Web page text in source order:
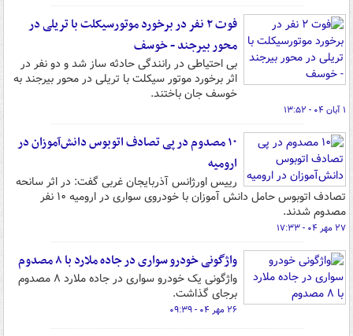
فوت ۲ نفر در برخورد موتورسیکلت با تریلی در
محور بیرجند - خوسف
بی احتیاطی در رانندگی حادثه ساز شد و دو نفر در
اثر برخورد موتور سیکلت با تریلی در محور بیرجند به
خوسف جان باختند.
۱ آبان ۰۴ - ۱۳:۵۲
۱۰ مصدوم در پی تصادف اتوبوس دانش‌آموزان در
ارومیه
رییس اورژانس آذربایجان غربی گفت: در اثر سانحه
تصادف اتوبوس حامل دانش آموزان با خودروی سواری در ارومیه ۱۰ نفر
مصدوم شدند.
۲۷ مهر ۰۴ - ۱۷:۳۳
واژگونی خودرو سواری در جاده ملارد با ۸ مصدوم
واژگونی یک خودرو سواری در جاده ملارد ۸ مصدوم
برجای‌ گذاشت.
۲۶ مهر ۰۴ - ۰۹:۳۹